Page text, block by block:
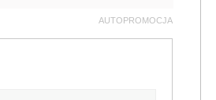
AUTOPROMOCJA